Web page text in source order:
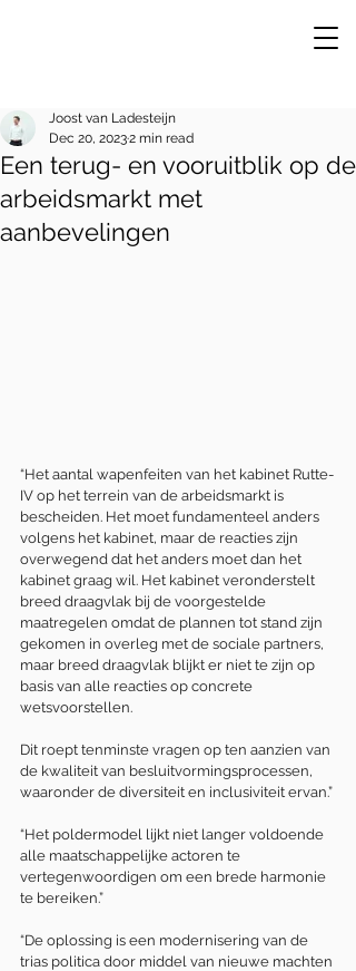
VE
Een terug- en vooruitblik op de
arbeidsmarkt met
aanbevelingen
Joost van Ladesteijn
Dec 20, 20232 min read
“Het aantal wapenfeiten van het kabinet Rutte-
IV op het terrein van de arbeidsmarkt is
bescheiden. Het moet fundamenteel anders
volgens het kabinet, maar de reacties zijn
overwegend dat het anders moet dan het
kabinet graag wil. Het kabinet veronderstelt
breed draagvlak bij de voorgestelde
maatregelen omdat de plannen tot stand zijn
gekomen in overleg met de sociale partners,
maar breed draagvlak blijkt er niet te zijn op
basis van alle reacties op concrete
wetsvoorstellen.
Dit roept tenminste vragen op ten aanzien van
de kwaliteit van besluitvormingsprocessen,
waaronder de diversiteit en inclusiviteit ervan.”
“Het poldermodel lijkt niet langer voldoende
alle maatschappelijke actoren te
vertegenwoordigen om een brede harmonie
te bereiken.”
“De oplossing is een modernisering van de
trias politica door middel van nieuwe machten